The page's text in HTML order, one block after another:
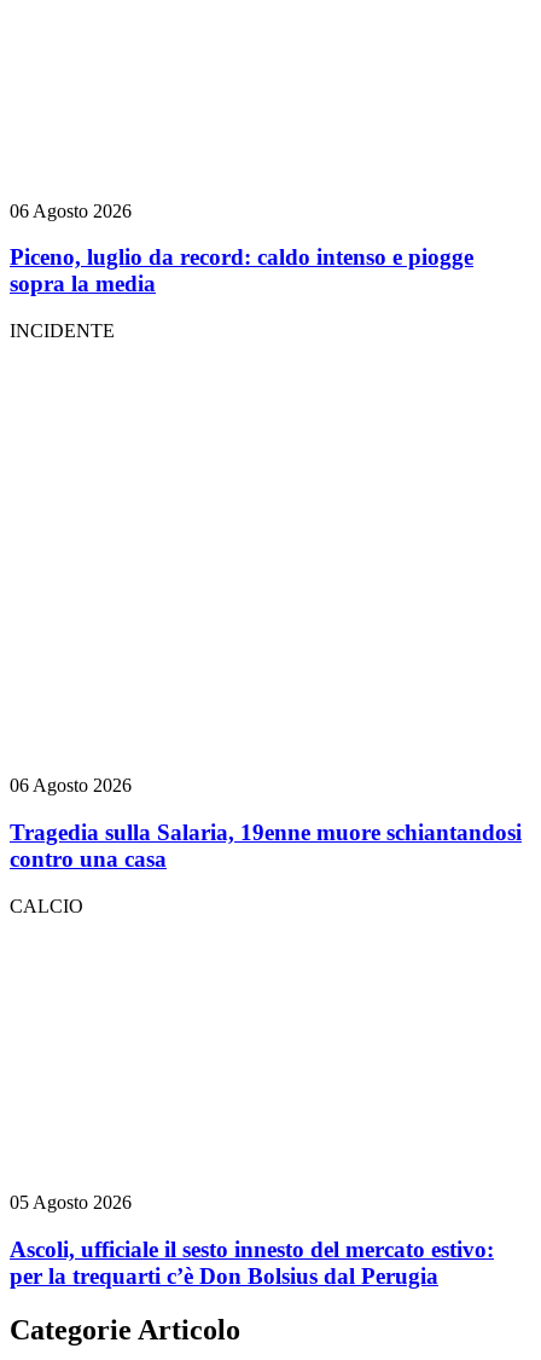
06 Agosto 2026
Piceno, luglio da record: caldo intenso e piogge
sopra la media
INCIDENTE
06 Agosto 2026
Tragedia sulla Salaria, 19enne muore schiantandosi
contro una casa
CALCIO
05 Agosto 2026
Ascoli, ufficiale il sesto innesto del mercato estivo:
per la trequarti c’è Don Bolsius dal Perugia
Categorie Articolo